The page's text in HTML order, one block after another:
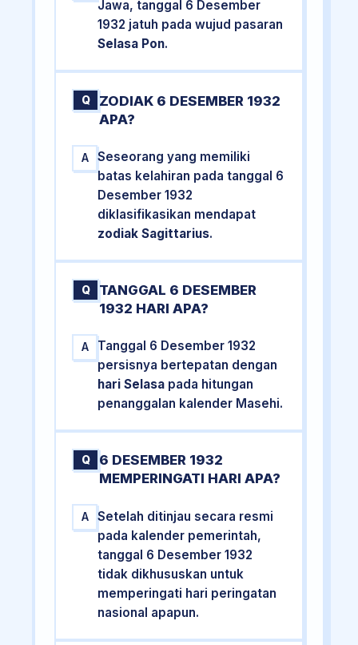
Jawa, tanggal 6 Desember
1932 jatuh pada wujud pasaran
Selasa Pon.
Q
ZODIAK 6 DESEMBER 1932
APA?
A
Seseorang yang memiliki
batas kelahiran pada tanggal 6
Desember 1932
diklasifikasikan mendapat
zodiak Sagittarius.
Q
TANGGAL 6 DESEMBER
1932 HARI APA?
A
Tanggal 6 Desember 1932
persisnya bertepatan dengan
hari Selasa pada hitungan
penanggalan kalender Masehi.
Q
6 DESEMBER 1932
MEMPERINGATI HARI APA?
A
Setelah ditinjau secara resmi
pada kalender pemerintah,
tanggal 6 Desember 1932
tidak dikhususkan untuk
memperingati hari peringatan
nasional apapun.